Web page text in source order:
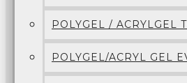
POLYGEL / ACRYLGEL
POLYGEL/ACRYL GEL